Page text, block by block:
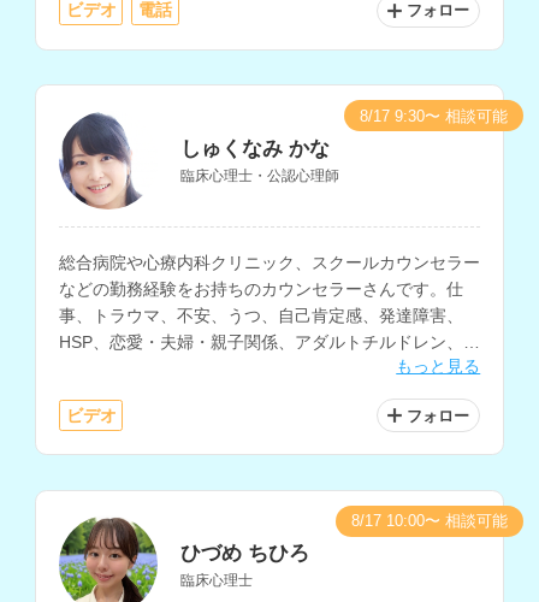
ビデオ 電話 フォロー
しゅくなみ かな
臨床心理士・公認心理師
総合病院や心療内科クリニック、スクールカウンセラー
などの勤務経験をお持ちのカウンセラーさんです。仕
事、トラウマ、不安、うつ、自己肯定感、発達障害、
HSP、恋愛・夫婦・親子関係、アダルトチルドレン、子
育て、不登校など、幅広い相談に対応されています。保
育士の資格もお持ちです。
もっと見る
ビデオ フォロー
8/17 9:30〜 相談可能
ひづめ ちひろ
臨床心理士
8/17 10:00〜 相談可能